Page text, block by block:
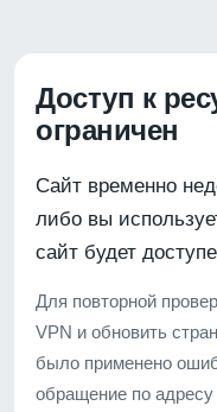
Доступ к
ограничен
Сайт временно
либо вы
сайт будет
Для повторной
VPN и обновить
было применено
обращение по